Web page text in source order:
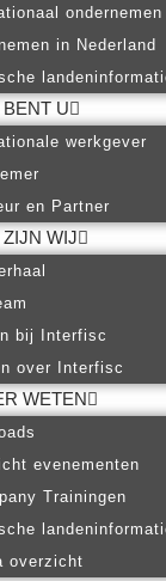
ondernemen
in Nederland
U
werkgever
en Partner
WIJ
bij Interfisc
over Interfisc
WETEN
evenementen
Trainingen
overzicht